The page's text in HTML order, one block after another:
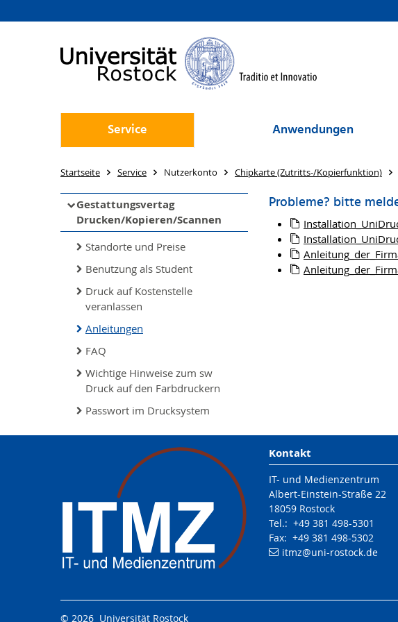
Service Anwendungen
Startseite Service Nutzerkonto Chipkarte (Zutritts-/Kopierfunktion)
Gestattungsvertag
Drucken/Kopieren/Scannen
Standorte und Preise
Benutzung als Student
Druck auf Kostenstelle
veranlassen
Anleitungen
FAQ
Wichtige Hinweise zum sw
Druck auf den Farbdruckern
Passwort im Drucksystem
Probleme? bitte
Kontakt
IT- und Medienzentrum
Albert-Einstein-Straße 22
18059 Rostock
Tel.: +49 381 498-5301
Fax: +49 381 498-5302
itmz@uni-rostock.de
© 2026 Universität Rostock